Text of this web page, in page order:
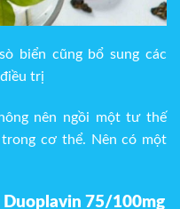
biển cũng bổ sung các
trị
nên ngồi một tư thế
cơ thể. Nên có một
Duoplavin 75/100mg